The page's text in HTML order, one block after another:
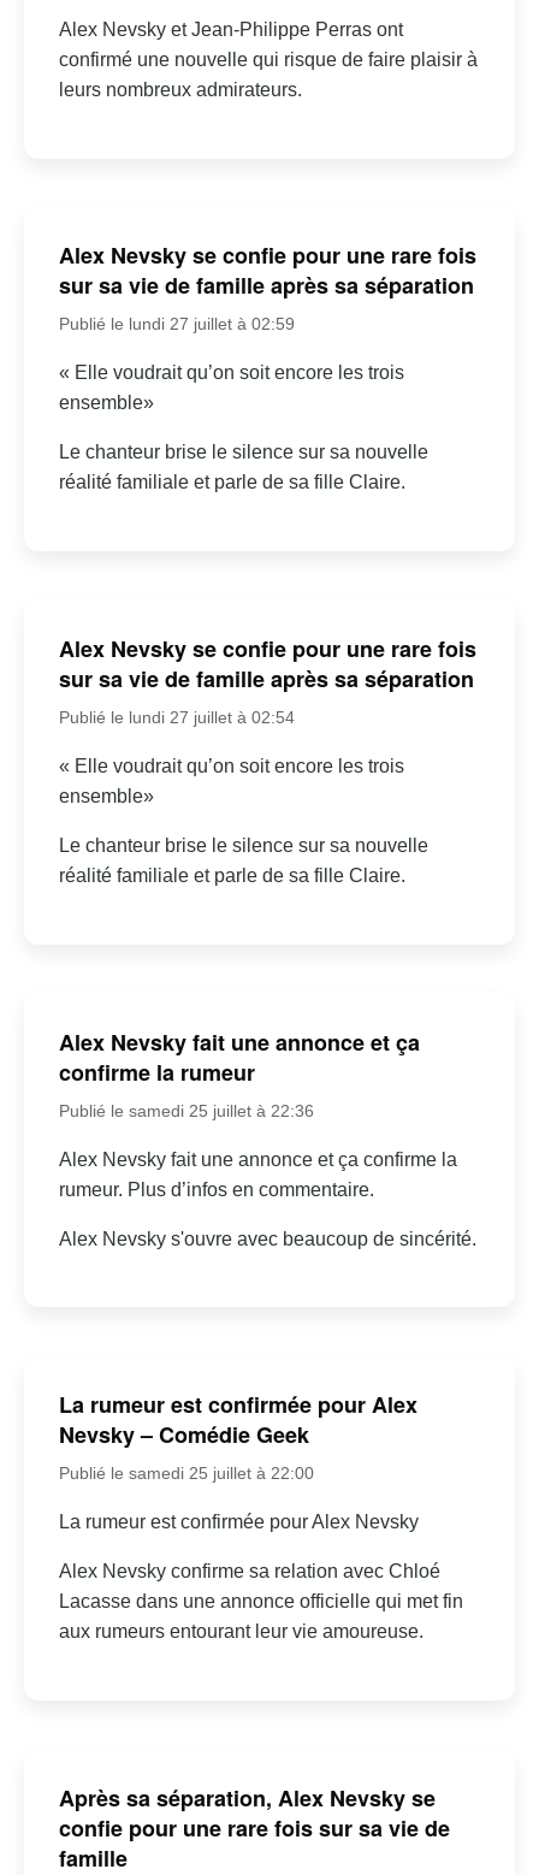
Alex Nevsky et Jean-Philippe Perras ont
confirmé une nouvelle qui risque de faire plaisir à
leurs nombreux admirateurs.
Alex Nevsky se confie pour une rare fois
sur sa vie de famille après sa séparation
Publié le lundi 27 juillet à 02:59
« Elle voudrait qu’on soit encore les trois
ensemble»
Le chanteur brise le silence sur sa nouvelle
réalité familiale et parle de sa fille Claire.
Alex Nevsky se confie pour une rare fois
sur sa vie de famille après sa séparation
Publié le lundi 27 juillet à 02:54
« Elle voudrait qu’on soit encore les trois
ensemble»
Le chanteur brise le silence sur sa nouvelle
réalité familiale et parle de sa fille Claire.
Alex Nevsky fait une annonce et ça
confirme la rumeur
Publié le samedi 25 juillet à 22:36
Alex Nevsky fait une annonce et ça confirme la
rumeur. Plus d’infos en commentaire.
Alex Nevsky s'ouvre avec beaucoup de sincérité.
La rumeur est confirmée pour Alex
Nevsky – Comédie Geek
Publié le samedi 25 juillet à 22:00
La rumeur est confirmée pour Alex Nevsky
Alex Nevsky confirme sa relation avec Chloé
Lacasse dans une annonce officielle qui met fin
aux rumeurs entourant leur vie amoureuse.
Après sa séparation, Alex Nevsky se
confie pour une rare fois sur sa vie de
famille